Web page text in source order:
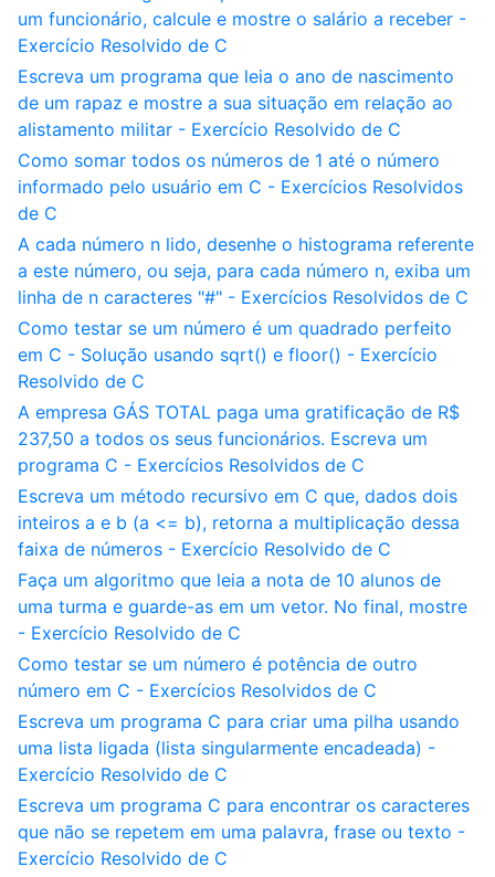
um funcionário, calcule e mostre o salário a receber -
Exercício Resolvido de C
Escreva um programa que leia o ano de nascimento
de um rapaz e mostre a sua situação em relação ao
alistamento militar - Exercício Resolvido de C
Como somar todos os números de 1 até o número
informado pelo usuário em C - Exercícios Resolvidos
de C
A cada número n lido, desenhe o histograma referente
a este número, ou seja, para cada número n, exiba um
linha de n caracteres "#" - Exercícios Resolvidos de C
Como testar se um número é um quadrado perfeito
em C - Solução usando sqrt() e floor() - Exercício
Resolvido de C
A empresa GÁS TOTAL paga uma gratificação de R$
237,50 a todos os seus funcionários. Escreva um
programa C - Exercícios Resolvidos de C
Escreva um método recursivo em C que, dados dois
inteiros a e b (a <= b), retorna a multiplicação dessa
faixa de números - Exercício Resolvido de C
Faça um algoritmo que leia a nota de 10 alunos de
uma turma e guarde-as em um vetor. No final, mostre
- Exercício Resolvido de C
Como testar se um número é potência de outro
número em C - Exercícios Resolvidos de C
Escreva um programa C para criar uma pilha usando
uma lista ligada (lista singularmente encadeada) -
Exercício Resolvido de C
Escreva um programa C para encontrar os caracteres
que não se repetem em uma palavra, frase ou texto -
Exercício Resolvido de C